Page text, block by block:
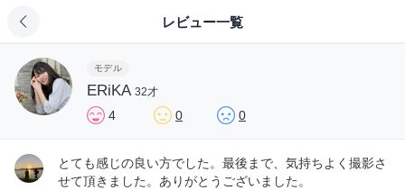
レビュー一覧
モデル
ERiKA 32才
4 0 0
とても感じの良い方でした。最後まで、気持ちよく撮影さ
せて頂きました。ありがとうございました。